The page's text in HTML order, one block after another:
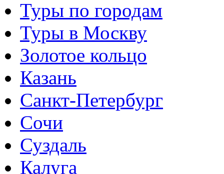
Туры по городам
Туры в Москву
Золотое кольцо
Казань
Санкт-Петербург
Сочи
Суздаль
Калуга